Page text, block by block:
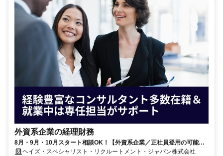
外資系企業の経理財務
8月・9月・10月スタート相談OK！【外資系企業／正社員登用の可能性
大／700万～800万／リモート勤務OK】経理財務
ヘイズ・スペシャリスト・リクルートメント・ジャパン株式会社